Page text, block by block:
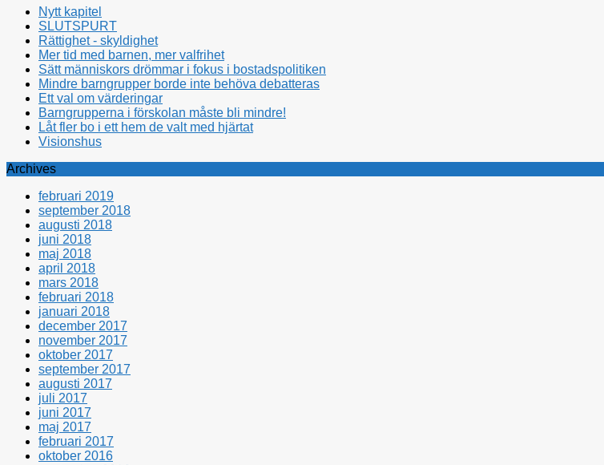
Nytt kapitel
SLUTSPURT
Rättighet - skyldighet
Mer tid med barnen, mer valfrihet
Sätt människors drömmar i fokus i bostadspolitiken
Mindre barngrupper borde inte behöva debatteras
Ett val om värderingar
Barngrupperna i förskolan måste bli mindre!
Låt fler bo i ett hem de valt med hjärtat
Visionshus
Archives
februari 2019
september 2018
augusti 2018
juni 2018
maj 2018
april 2018
mars 2018
februari 2018
januari 2018
december 2017
november 2017
oktober 2017
september 2017
augusti 2017
juli 2017
juni 2017
maj 2017
februari 2017
oktober 2016